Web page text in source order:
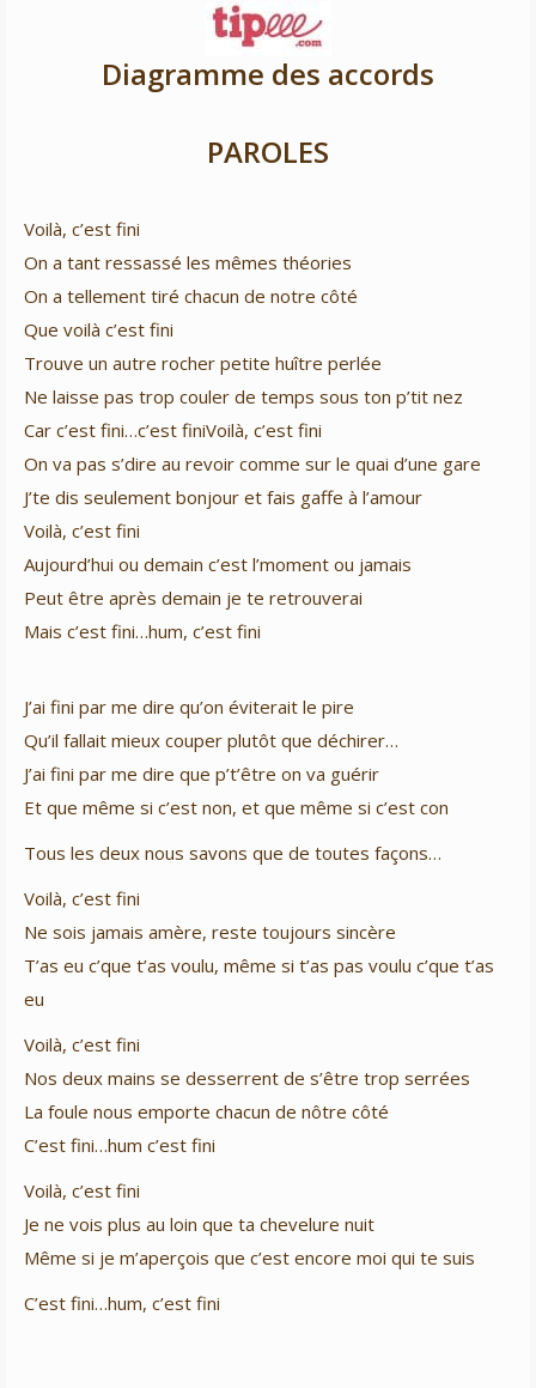
Diagramme des accords
PAROLES
Voilà, c’est fini
On a tant ressassé les mêmes théories
On a tellement tiré chacun de notre côté
Que voilà c’est fini
Trouve un autre rocher petite huître perlée
Ne laisse pas trop couler de temps sous ton p’tit nez
Car c’est fini…c’est finiVoilà, c’est fini
On va pas s’dire au revoir comme sur le quai d’une gare
J’te dis seulement bonjour et fais gaffe à l’amour
Voilà, c’est fini
Aujourd’hui ou demain c’est l’moment ou jamais
Peut être après demain je te retrouverai
Mais c’est fini…hum, c’est fini
J’ai fini par me dire qu’on éviterait le pire
Qu’il fallait mieux couper plutôt que déchirer…
J’ai fini par me dire que p’t’être on va guérir
Et que même si c’est non, et que même si c’est con
Tous les deux nous savons que de toutes façons…
Voilà, c’est fini
Ne sois jamais amère, reste toujours sincère
T’as eu c’que t’as voulu, même si t’as pas voulu c’que t’as
eu
Voilà, c’est fini
Nos deux mains se desserrent de s’être trop serrées
La foule nous emporte chacun de nôtre côté
C’est fini…hum c’est fini
Voilà, c’est fini
Je ne vois plus au loin que ta chevelure nuit
Même si je m’aperçois que c’est encore moi qui te suis
C’est fini…hum, c’est fini